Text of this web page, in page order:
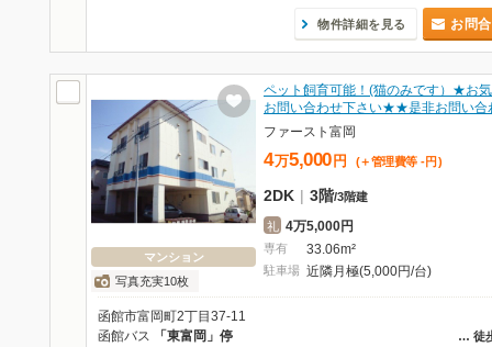
物件詳細を見る お問
マンション
写真充実10枚
ペット飼育可能！(猫のみです）★お
お問い合わせ下さい★★是非お問い
ファースト富岡
4万5,000 円 (＋管理費等 - 円 )
2DK | 3階/3階建
礼 4万5,000円
専有 33.06m²
駐車場 近隣月極(5,000円/台)
函館市富岡町2丁目37-11
… 徒
函館バス 「東富岡」停